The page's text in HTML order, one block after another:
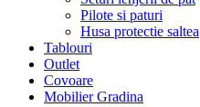
Pilote si paturi
Husa protectie saltea
Tablouri
Outlet
Covoare
Mobilier Gradina